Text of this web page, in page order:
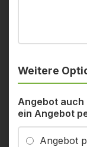
Weitere
Angebot
ein Angebot
Angebot